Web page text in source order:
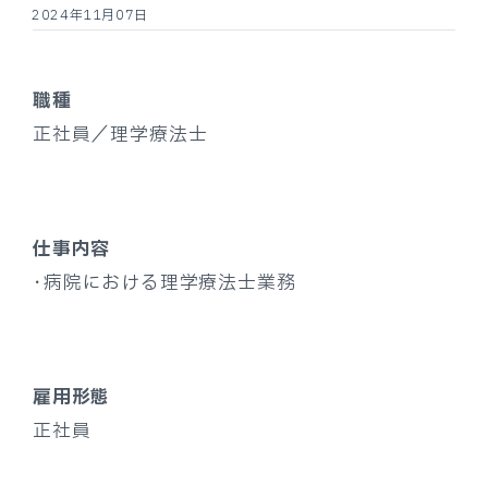
2024年11月07日
職種
正社員／理学療法士
仕事内容
・病院における理学療法士業務
雇用形態
正社員